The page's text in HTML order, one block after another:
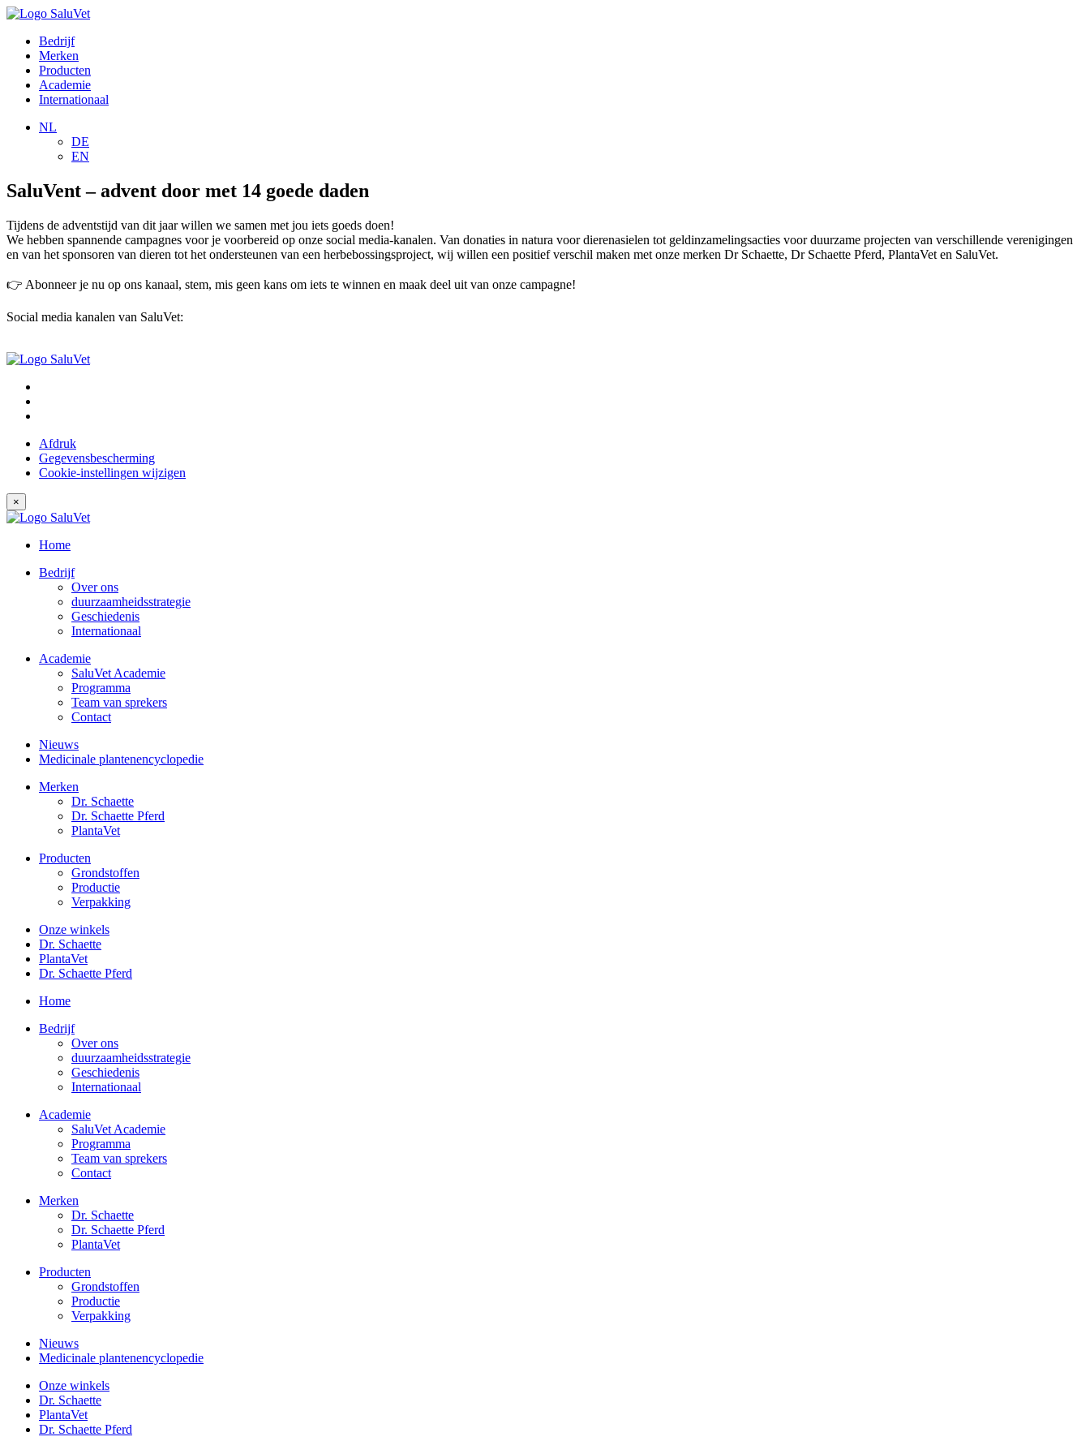
Bedrijf
Merken
Producten
Academie
Internationaal
NL
DE
EN
SaluVent – advent door met 14 goede daden
Tijdens de adventstijd van dit jaar willen we samen met jou iets goeds doen!
We hebben spannende campagnes voor je voorbereid op onze social media-kanalen. Van donaties in natura voor dierenasielen tot geldinzamelingsacties voor duurzame projecten van verschillende verenigingen
en van het sponsoren van dieren tot het ondersteunen van een herbebossingsproject, wij willen een positief verschil maken met onze merken Dr Schaette, Dr Schaette Pferd, PlantaVet en SaluVet.
👉 Abonneer je nu op ons kanaal, stem, mis geen kans om iets te winnen en maak deel uit van onze campagne!
Social media kanalen van SaluVet:
Afdruk
Gegevensbescherming
Cookie-instellingen wijzigen
×
Home
Bedrijf
Over ons
duurzaamheidsstrategie
Geschiedenis
Internationaal
Academie
SaluVet Academie
Programma
Team van sprekers
Contact
Nieuws
Medicinale plantenencyclopedie
Merken
Dr. Schaette
Dr. Schaette Pferd
PlantaVet
Producten
Grondstoffen
Productie
Verpakking
Onze winkels
Dr. Schaette
PlantaVet
Dr. Schaette Pferd
Home
Bedrijf
Over ons
duurzaamheidsstrategie
Geschiedenis
Internationaal
Academie
SaluVet Academie
Programma
Team van sprekers
Contact
Merken
Dr. Schaette
Dr. Schaette Pferd
PlantaVet
Producten
Grondstoffen
Productie
Verpakking
Nieuws
Medicinale plantenencyclopedie
Onze winkels
Dr. Schaette
PlantaVet
Dr. Schaette Pferd